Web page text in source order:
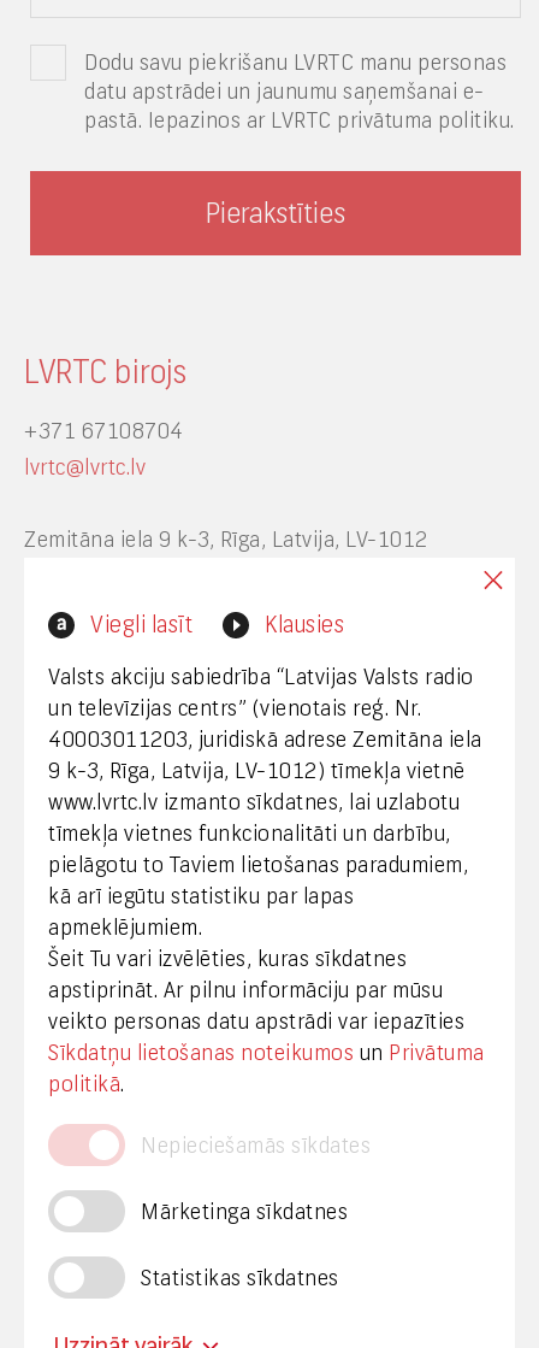
Viegli lasīt Klausies
Valsts akciju sabiedrība “Latvijas Valsts radio
un televīzijas centrs” (vienotais reģ. Nr.
40003011203, juridiskā adrese Zemitāna iela
9 k-3, Rīga, Latvija, LV-1012) tīmekļa vietnē
www.lvrtc.lv izmanto sīkdatnes, lai uzlabotu
tīmekļa vietnes funkcionalitāti un darbību,
pielāgotu to Taviem lietošanas paradumiem,
kā arī iegūtu statistiku par lapas
apmeklējumiem.
Šeit Tu vari izvēlēties, kuras sīkdatnes
apstiprināt. Ar pilnu informāciju par mūsu
veikto personas datu apstrādi var iepazīties
Sīkdatņu lietošanas noteikumos un Privātuma
politikā.
Nepieciešamās sīkdates
Mārketinga sīkdatnes
Statistikas sīkdatnes
Dodu savu piekrišanu LVRTC manu personas
datu apstrādei un jaunumu saņemšanai e-
pastā. Iepazinos ar LVRTC privātuma politiku.
LVRTC birojs
+371 67108704
lvrtc@lvrtc.lv
Zemitāna iela 9 k-3, Rīga, Latvija, LV-1012
Interneta vietnes www.lvrtc.lv administrators:
Klientu apkalpošana
+371 67108787
Medijiem
+371 29665001
vineta.sprugaine@lvrtc.lv
© VAS Latvijas Valsts radio un televīzijas centrs,
Privātuma politika
Piekļūstamība